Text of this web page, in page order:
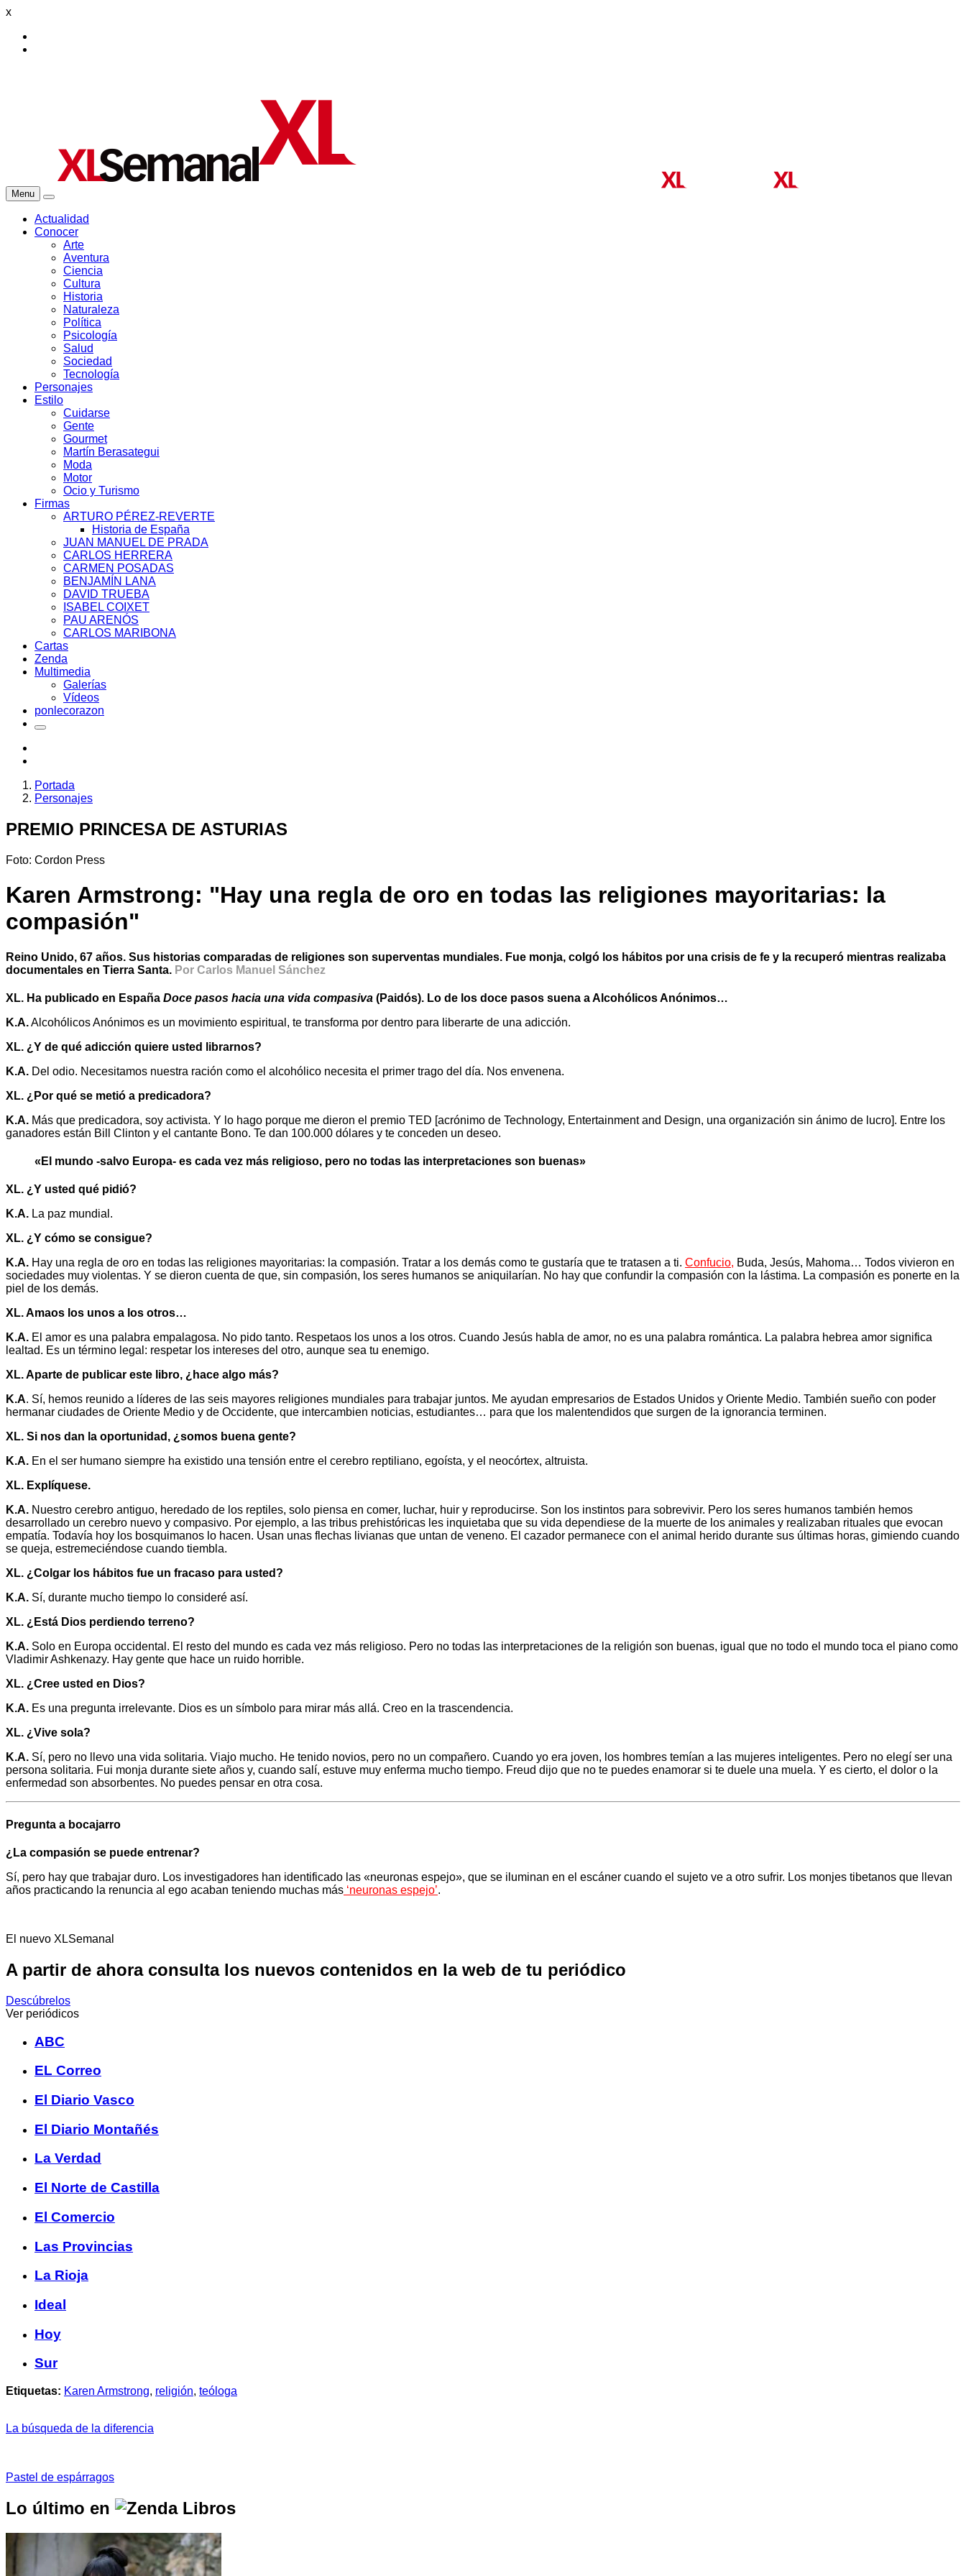
x
Menu
Actualidad
Conocer
Arte
Aventura
Ciencia
Cultura
Historia
Naturaleza
Política
Psicología
Salud
Sociedad
Tecnología
Personajes
Estilo
Cuidarse
Gente
Gourmet
Martín Berasategui
Moda
Motor
Ocio y Turismo
Firmas
ARTURO PÉREZ-REVERTE
Historia de España
JUAN MANUEL DE PRADA
CARLOS HERRERA
CARMEN POSADAS
BENJAMÍN LANA
DAVID TRUEBA
ISABEL COIXET
PAU ARENÓS
CARLOS MARIBONA
Cartas
Zenda
Multimedia
Galerías
Vídeos
ponlecorazon
Portada
Personajes
PREMIO PRINCESA DE ASTURIAS
Foto: Cordon Press
Karen Armstrong: "Hay una regla de oro en todas las religiones mayoritarias: la
compasión"
Reino Unido, 67 años. Sus historias comparadas de religiones son superventas mundiales. Fue monja, colgó los hábitos por una crisis de fe y la recuperó mientras realizaba
documentales en Tierra Santa. Por Carlos Manuel Sánchez
XL. Ha publicado en España Doce pasos hacia una vida compasiva (Paidós). Lo de los doce pasos suena a Alcohólicos Anónimos…
K.A.Alcohólicos Anónimos es un movimiento espiritual, te transforma por dentro para liberarte de una adicción.
XL. ¿Y de qué adicción quiere usted librarnos?
K.A. Del odio. Necesitamos nuestra ración como el alcohólico necesita el primer trago del día. Nos envenena.
XL. ¿Por qué se metió a predicadora?
K.A. Más que predicadora, soy activista. Y lo hago porque me dieron el premio TED [acrónimo de Technology, Entertainment and Design, una organización sin ánimo de lucro]. Entre los
ganadores están Bill Clinton y el cantante Bono. Te dan 100.000 dólares y te conceden un deseo.
«El mundo -salvo Europa- es cada vez más religioso, pero no todas las interpretaciones son buenas»
XL. ¿Y usted qué pidió?
K.A. La paz mundial.
XL. ¿Y cómo se consigue?
K.A. Hay una regla de oro en todas las religiones mayoritarias: la compasión. Tratar a los demás como te gustaría que te tratasen a ti. Confucio, Buda, Jesús, Mahoma… Todos vivieron en
sociedades muy violentas. Y se dieron cuenta de que, sin compasión, los seres humanos se aniquilarían. No hay que confundir la compasión con la lástima. La compasión es ponerte en la
piel de los demás.
XL. Amaos los unos a los otros…
K.A. El amor es una palabra empalagosa. No pido tanto. Respetaos los unos a los otros. Cuando Jesús habla de amor, no es una palabra romántica. La palabra hebrea amor significa
lealtad. Es un término legal: respetar los intereses del otro, aunque sea tu enemigo.
XL. Aparte de publicar este libro, ¿hace algo más?
K.A. Sí, hemos reunido a líderes de las seis mayores religiones mundiales para trabajar juntos. Me ayudan empresarios de Estados Unidos y Oriente Medio. También sueño con poder
hermanar ciudades de Oriente Medio y de Occidente, que intercambien noticias, estudiantes… para que los malentendidos que surgen de la ignorancia terminen.
XL. Si nos dan la oportunidad, ¿somos buena gente?
K.A. En el ser humano siempre ha existido una tensión entre el cerebro reptiliano, egoísta, y el neocórtex, altruista.
XL. Explíquese.
K.A. Nuestro cerebro antiguo, heredado de los reptiles, solo piensa en comer, luchar, huir y reproducirse. Son los instintos para sobrevivir. Pero los seres humanos también hemos
desarrollado un cerebro nuevo y compasivo. Por ejemplo, a las tribus prehistóricas les inquietaba que su vida dependiese de la muerte de los animales y realizaban rituales que evocan
empatía. Todavía hoy los bosquimanos lo hacen. Usan unas flechas livianas que untan de veneno. El cazador permanece con el animal herido durante sus últimas horas, gimiendo cuando
se queja, estremeciéndose cuando tiembla.
XL. ¿Colgar los hábitos fue un fracaso para usted?
K.A. Sí, durante mucho tiempo lo consideré así.
XL. ¿Está Dios perdiendo terreno?
K.A. Solo en Europa occidental. El resto del mundo es cada vez más religioso. Pero no todas las interpretaciones de la religión son buenas, igual que no todo el mundo toca el piano como
Vladimir Ashkenazy. Hay gente que hace un ruido horrible.
XL. ¿Cree usted en Dios?
K.A. Es una pregunta irrelevante. Dios es un símbolo para mirar más allá. Creo en la trascendencia.
XL. ¿Vive sola?
K.A. Sí, pero no llevo una vida solitaria. Viajo mucho. He tenido novios, pero no un compañero. Cuando yo era joven, los hombres temían a las mujeres inteligentes. Pero no elegí ser una
persona solitaria. Fui monja durante siete años y, cuando salí, estuve muy enferma mucho tiempo. Freud dijo que no te puedes enamorar si te duele una muela. Y es cierto, el dolor o la
enfermedad son absorbentes. No puedes pensar en otra cosa.
Pregunta a bocajarro
¿La compasión se puede entrenar?
Sí, pero hay que trabajar duro. Los investigadores han identificado las «neuronas espejo», que se iluminan en el escáner cuando el sujeto ve a otro sufrir. Los monjes tibetanos que llevan
años practicando la renuncia al ego acaban teniendo muchas más ‘neuronas espejo’.
El nuevo XLSemanal
A partir de ahora consulta los nuevos contenidos en la web de tu periódico
Descúbrelos
Ver periódicos
ABC
EL Correo
El Diario Vasco
El Diario Montañés
La Verdad
El Norte de Castilla
El Comercio
Las Provincias
La Rioja
Ideal
Hoy
Sur
Etiquetas: Karen Armstrong, religión, teóloga
La búsqueda de la diferencia
Pastel de espárragos
Lo último en